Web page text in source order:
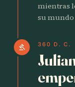
mientras
su
gavel 360 D. C.